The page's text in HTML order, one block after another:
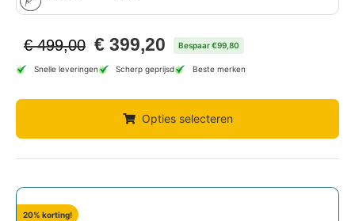
€499,00 € 399,20 Bespaar €99,80
Snelle leveringen Scherp geprijsd Beste merken
Opties selecteren
20% korting!